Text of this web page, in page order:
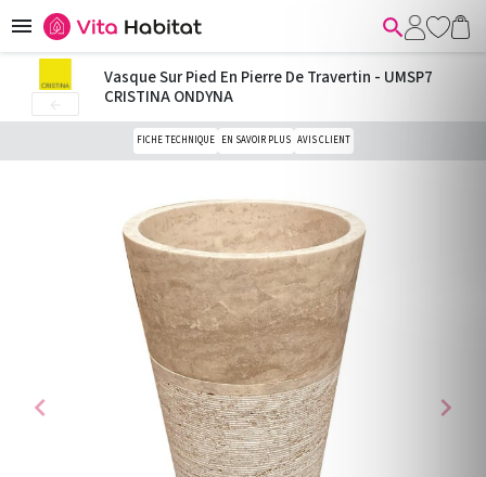
 
chevron_left chevron_right
Vasque Sur Pied En Pierre De Travertin - UMSP7
CRISTINA ONDYNA
FICHE TECHNIQUE EN SAVOIR PLUS AVIS CLIENT